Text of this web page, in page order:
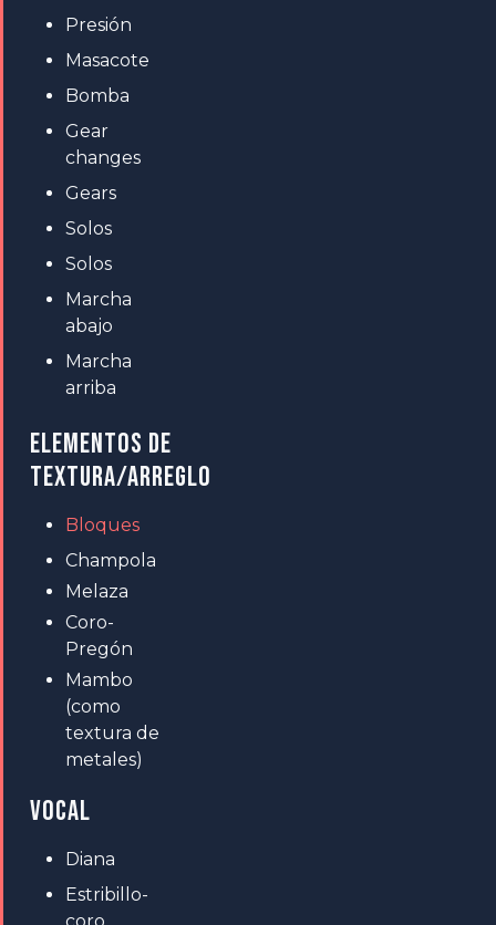
Presión
Masacote
Bomba
Gear
changes
Gears
Solos
Solos
Marcha
abajo
Marcha
arriba
ELEMENTOS DE
TEXTURA/ARREGLO
Bloques
Champola
Melaza
Coro-
Pregón
Mambo
(como
textura de
metales)
VOCAL
Diana
Estribillo-